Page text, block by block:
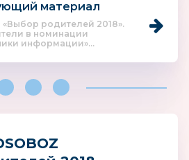
материал
родителей 2018».
в номинации
информации»...